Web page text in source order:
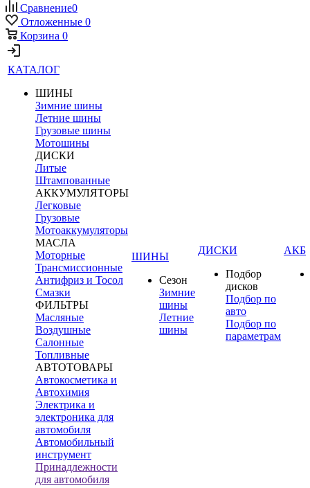
Сравнение0
Отложенные 0
Корзина 0
КАТАЛОГ
ШИНЫ
Зимние шины
Летние шины
Грузовые шины
Мотошины
ДИСКИ
Литые
Штампованные
АККУМУЛЯТОРЫ
Легковые
Грузовые
Мотоаккумуляторы
МАСЛА
Моторные
Трансмиссионные
Антифриз и Тосол
Смазки
ФИЛЬТРЫ
Масляные
Воздушные
Салонные
Топливные
АВТОТОВАРЫ
Автокосметика и
Автохимия
Электрика и
электроника для
автомобиля
Автомобильный
инструмент
Принадлежности
для автомобиля
ШИНЫ
Сезон
Зимние
шины
Летние
шины
ДИСКИ
Подбор
дисков
Подбор по
авто
Подбор по
параметрам
АКБ